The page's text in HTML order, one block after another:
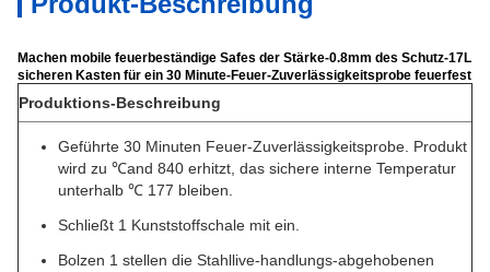
Machen mobile feuerbeständige Safes der Stärke-0.8mm des Schutz-17L
sicheren Kasten für ein 30 Minute-Feuer-Zuverlässigkeitsprobe feuerfest
Produktions-Beschreibung
Geführte 30 Minuten Feuer-Zuverlässigkeitsprobe. Produkt
wird zu ℃and 840 erhitzt, das sichere interne Temperatur
unterhalb ℃ 177 bleiben.
Schließt 1 Kunststoffschale mit ein.
Bolzen 1 stellen die Stahllive-handlungs-abgehobenen